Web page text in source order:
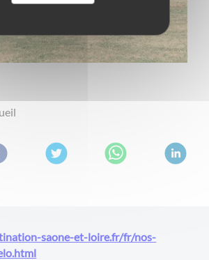
saone-et-loire.fr/fr/nos-